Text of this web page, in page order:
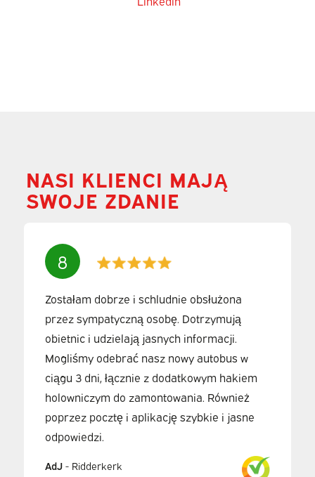
NASI KLIENCI MAJĄ
SWOJE ZDANIE
8
Zostałam dobrze i schludnie obsłużona
przez sympatyczną osobę. Dotrzymują
obietnic i udzielają jasnych informacji.
Mogliśmy odebrać nasz nowy autobus w
ciągu 3 dni, łącznie z dodatkowym hakiem
holowniczym do zamontowania. Również
poprzez pocztę i aplikację szybkie i jasne
odpowiedzi.
AdJ- Ridderkerk